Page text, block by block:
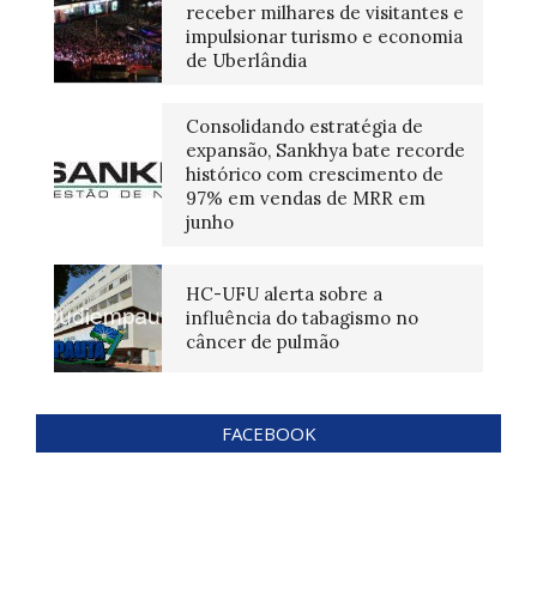
receber milhares de visitantes e
impulsionar turismo e economia
de Uberlândia
Consolidando estratégia de
expansão, Sankhya bate recorde
histórico com crescimento de
97% em vendas de MRR em
junho
HC-UFU alerta sobre a
influência do tabagismo no
câncer de pulmão
FACEBOOK